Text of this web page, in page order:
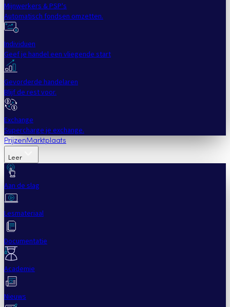
Mijnwerkers & PSP's
Automatisch fondsen omzetten.
Individuen
Geef je handel een vliegende start
Gevorderde handelaren
Blijf de rest voor.
Exchange
Supercharge je exchange.
PrijzenMarktplaats
Leer
Aan de slag
Lesmateriaal
Documentatie
Academie
Nieuws